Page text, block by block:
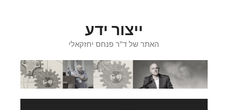
ייצור ידע
האתר של ד"ר פנחס יחזקאלי